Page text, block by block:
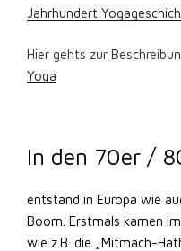
Jahrhundert
Hier gehts zur
Yoga
In den 70er /
entstand in Europa wie
Boom. Erstmals kamen
wie z.B. die „Mitmach-